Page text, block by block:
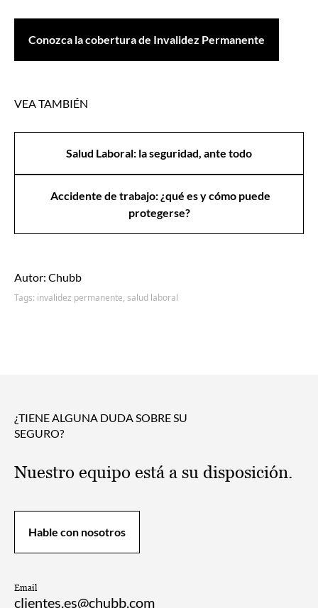
Conozca la cobertura de Invalidez Permanente
VEA TAMBIÉN
Salud Laboral: la seguridad, ante todo
Accidente de trabajo: ¿qué es y cómo puede
protegerse?
Autor: Chubb
Tags: invalidez permanente, salud laboral
¿TIENE ALGUNA DUDA SOBRE SU
SEGURO?
Nuestro equipo está a su disposición.
Hable con nosotros
Email
clientes.es@chubb.com